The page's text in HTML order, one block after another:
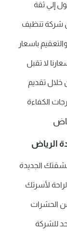
إلي ثقة
شركة تنظيف
باسعار
لا تقبل
خلال تقديم
الكفاءة
الرياض
الجديدة
لأسرتك
الحشرات
للشركة